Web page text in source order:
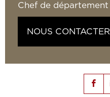
Chef de département
NOUS CONTACTER